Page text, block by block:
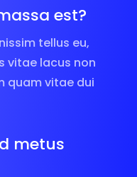
est?
tellus eu,
vitae lacus non
quam vitae dui
metus